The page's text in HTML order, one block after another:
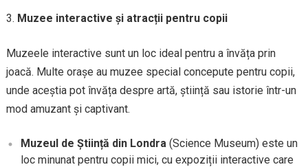
Muzee interactive și atracții pentru copii
Muzeele interactive sunt un loc ideal pentru a învăța prin
joacă. Multe orașe au muzee special concepute pentru copii,
unde aceștia pot învăța despre artă, știință sau istorie într-un
mod amuzant și captivant.
Muzeul de Știință din Londra(Science Museum) este un
loc minunat pentru copii mici, cu expoziții interactive care